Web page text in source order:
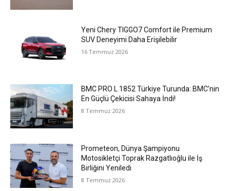
Yeni Chery TIGGO7 Comfort ile Premium
SUV Deneyimi Daha Erişilebilir
16 Temmuz 2026
BMC PRO L 1852 Türkiye Turunda: BMC’nin
En Güçlü Çekicisi Sahaya İndi!
8 Temmuz 2026
Prometeon, Dünya Şampiyonu
Motosikletçi Toprak Razgatlıoğlu ile İş
Birliğini Yeniledi
8 Temmuz 2026